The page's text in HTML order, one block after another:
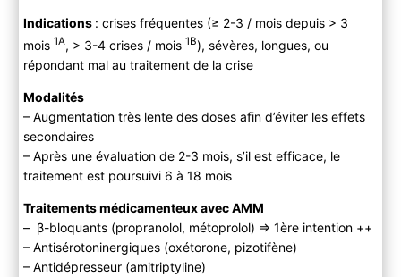
Indications : crises fréquentes (≥ 2-3 / mois depuis > 3
mois 1A, > 3-4 crises / mois 1B), sévères, longues, ou
répondant mal au traitement de la crise
Modalités
– Augmentation très lente des doses afin d’éviter les effets
secondaires
– Après une évaluation de 2-3 mois, s’il est efficace, le
traitement est poursuivi 6 à 18 mois
Traitements médicamenteux avec AMM
– β-bloquants (propranolol, métoprolol) => 1ère intention ++
– Antisérotoninergiques (oxétorone, pizotifène)
– Antidépresseur (amitriptyline)